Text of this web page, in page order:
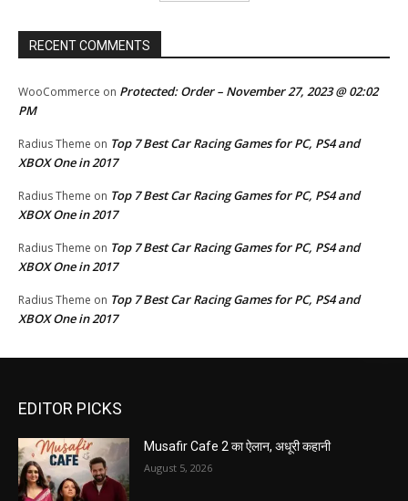
RECENT COMMENTS
WooCommerce on Protected: Order – November 27, 2023 @ 02:02
PM
Radius Theme on Top 7 Best Car Racing Games for PC, PS4 and
XBOX One in 2017
Radius Theme on Top 7 Best Car Racing Games for PC, PS4 and
XBOX One in 2017
Radius Theme on Top 7 Best Car Racing Games for PC, PS4 and
XBOX One in 2017
Radius Theme on Top 7 Best Car Racing Games for PC, PS4 and
XBOX One in 2017
EDITOR PICKS
Musafir Cafe 2 का ऐलान, अधूरी कहानी
August 5, 2026